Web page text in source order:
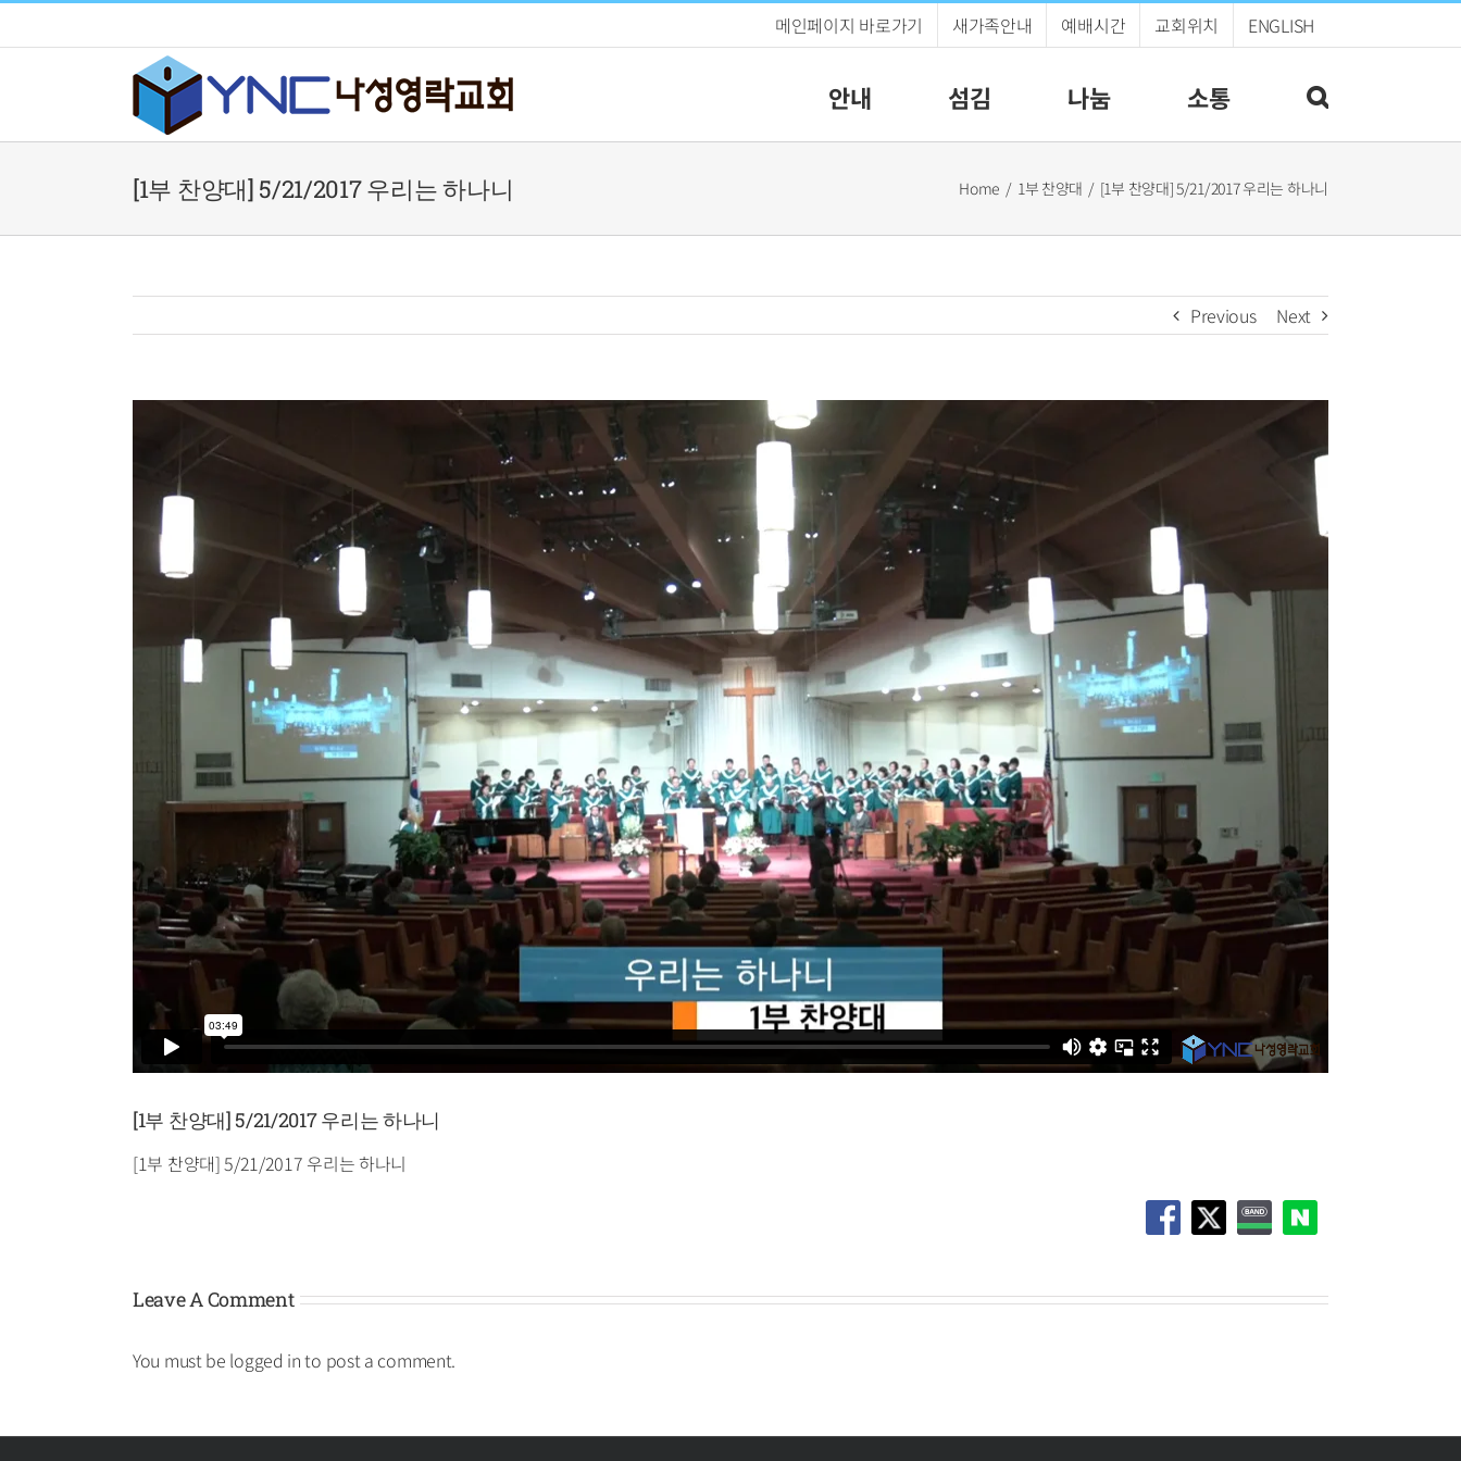
to
메인페이지 바로가기 새가족안내 예배시간 교회위치 ENGLISH
안내 섬김 나눔 소통
[1부 찬양대] 5/21/2017 우리는 하나니 Home 1부 찬양대 [1부 찬양대] 5/21/2017 우리는 하나니
Previous Next
[1부 찬양대] 5/21/2017 우리는 하나니
[1부 찬양대] 5/21/2017 우리는 하나니
Leave A Comment
You must be logged into post a comment.